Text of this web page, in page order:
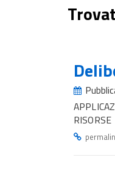
RISORSE